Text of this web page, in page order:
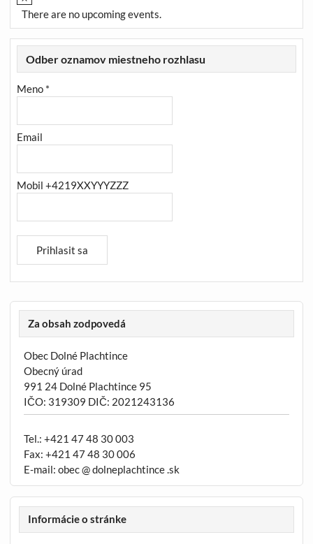
There are no upcoming events.
Odber oznamov miestneho rozhlasu
Meno *
Email
Mobil +4219XXYYYZZZ
Za obsah zodpovedá
Obec Dolné Plachtince
Obecný úrad
991 24 Dolné Plachtince 95
IČO: 319309 DIČ: 2021243136
Tel.: +421 47 48 30 003
Fax: +421 47 48 30 006
E-mail: obec @ dolneplachtince .sk
Informácie o stránke